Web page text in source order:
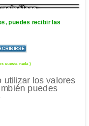
puedes recibir las
cuesta nada )
utilizar los valores
puedes